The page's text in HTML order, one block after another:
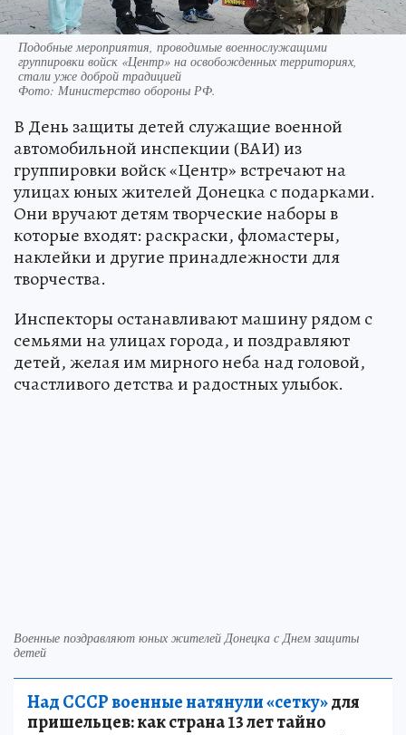
Подобные мероприятия, проводимые военнослужащими
группировки войск «Центр» на освобожденных территориях,
стали уже доброй традицией
Фото: Министерство обороны РФ.
В День защиты детей служащие военной
автомобильной инспекции (ВАИ) из
группировки войск «Центр» встречают на
улицах юных жителей Донецка с подарками.
Они вручают детям творческие наборы в
которые входят: раскраски, фломастеры,
наклейки и другие принадлежности для
творчества.
Инспекторы останавливают машину рядом с
семьями на улицах города, и поздравляют
детей, желая им мирного неба над головой,
счастливого детства и радостных улыбок.
Военные поздравляют юных жителей Донецка с Днем защиты
детей
Над СССР военные натянули «сетку»для
пришельцев: как страна 13 лет тайно